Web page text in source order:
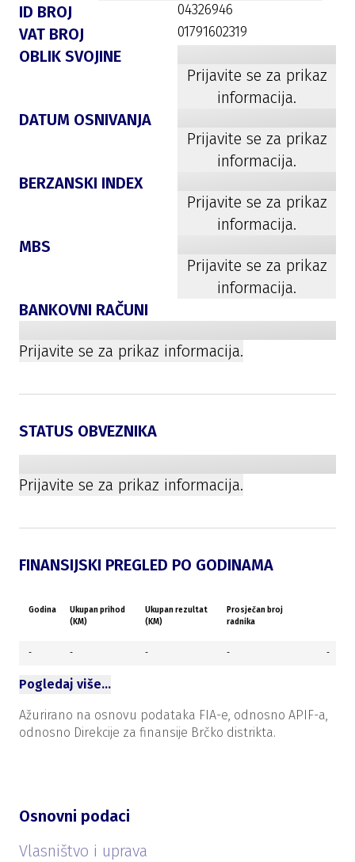
ID BROJ
04326946
VAT BROJ 01791602319
OBLIK SVOJINE
Prijavite se za prikaz
informacija.
DATUM OSNIVANJA
Prijavite se za prikaz
informacija.
BERZANSKI INDEX
Prijavite se za prikaz
informacija.
MBS
Prijavite se za prikaz
informacija.
BANKOVNI RAČUNI
Prijavite se za prikaz informacija.
STATUS OBVEZNIKA
Prijavite se za prikaz informacija.
FINANSIJSKI PREGLED PO GODINAMA
Godina
Ukupan prihod
(KM)
Ukupan rezultat
(KM)
Prosječan broj
radnika
- - - - -
Pogledaj više…
Ažurirano na osnovu podataka FIA-e, odnosno APIF-a,
odnosno Direkcije za finansije Brčko distrikta.
Osnovni podaci
Vlasništvo i uprava